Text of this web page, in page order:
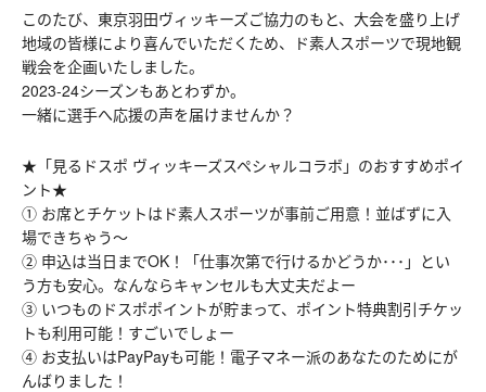
このたび、東京羽田ヴィッキーズご協力のもと、大会を盛り上げ
地域の皆様により喜んでいただくため、ド素人スポーツで現地観
戦会を企画いたしました。
2023-24シーズンもあとわずか。
一緒に選手へ応援の声を届けませんか？
★「見るドスポ ヴィッキーズスペシャルコラボ」のおすすめポイ
ント★
① お席とチケットはド素人スポーツが事前ご用意！並ばずに入
場できちゃう～
② 申込は当日までOK！「仕事次第で行けるかどうか･･･」とい
う方も安心。なんならキャンセルも大丈夫だよー
③ いつものドスポポイントが貯まって、ポイント特典割引チケッ
トも利用可能！すごいでしょー
④ お支払いはPayPayも可能！電子マネー派のあなたのためにが
んばりました！